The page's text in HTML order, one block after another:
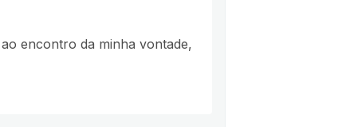
encontro da minha vontade,